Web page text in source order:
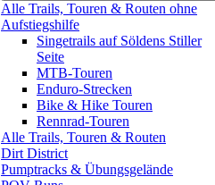
Alle Trails, Touren & Routen ohne
Aufstiegshilfe
Singetrails auf Söldens Stiller
Seite
MTB-Touren
Enduro-Strecken
Bike & Hike Touren
Rennrad-Touren
Alle Trails, Touren & Routen
Dirt District
Pumptracks & Übungsgelände